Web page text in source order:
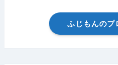
ふじもんのプ